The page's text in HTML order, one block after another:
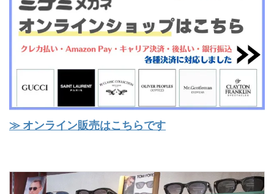
≫ オンライン販売はこちらです